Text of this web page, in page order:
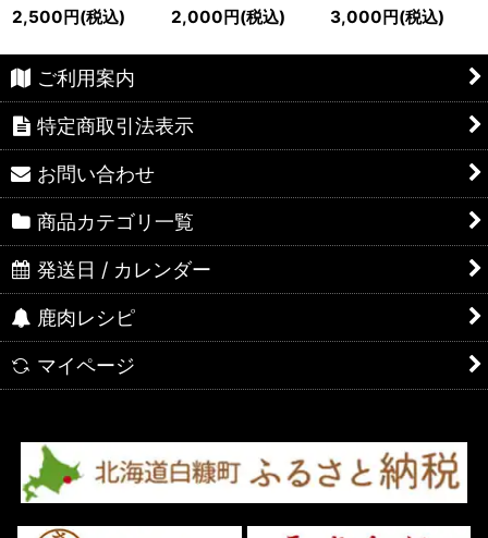
2,500円(税込)
2,000円(税込)
3,000円(税込)
ご利用案内
特定商取引法表示
お問い合わせ
商品カテゴリ一覧
発送日 / カレンダー
鹿肉レシピ
マイページ